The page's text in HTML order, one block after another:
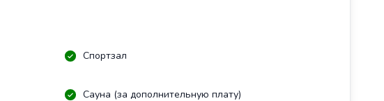
Спортзал
Сауна (за дополнительную плату)